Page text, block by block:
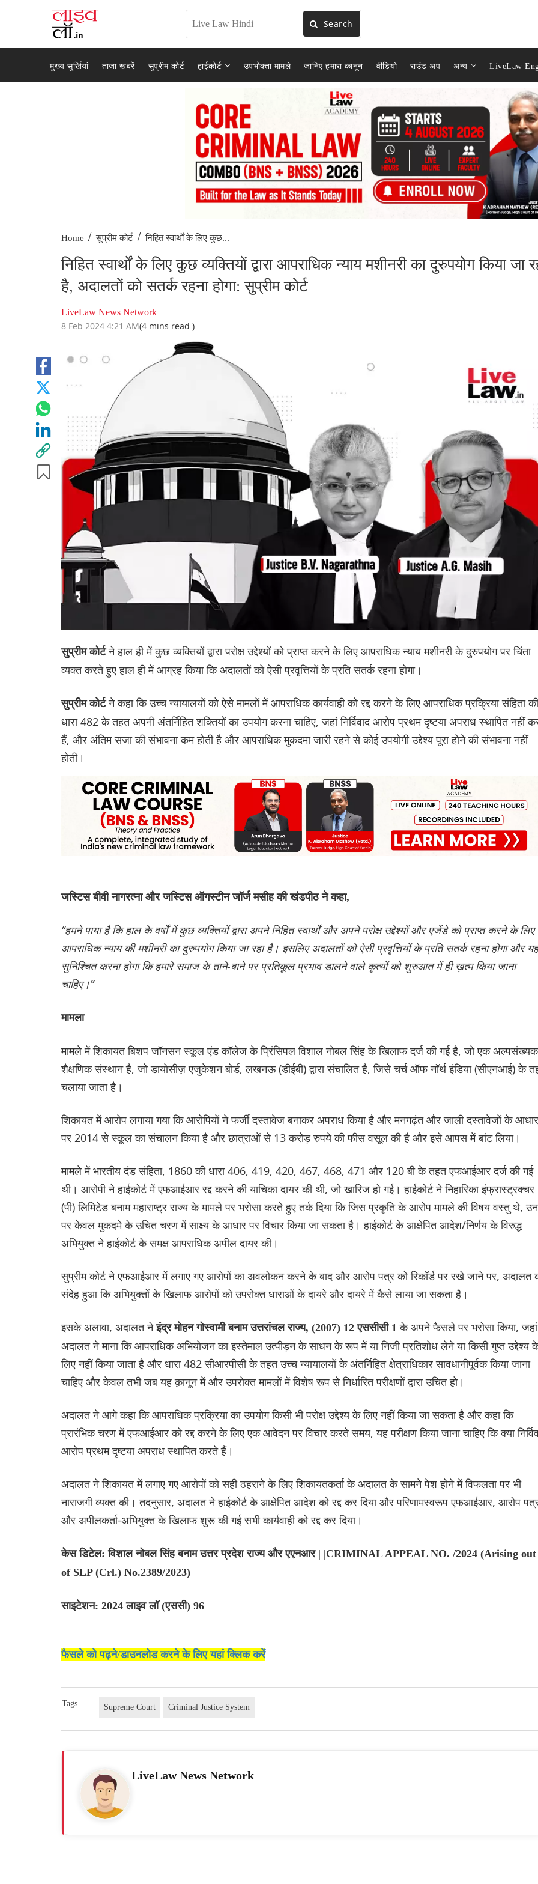
Search
मुख्य सुर्खियां ताजा खबरें सुप्रीम कोर्ट हाईकोर्ट उपभोक्ता मामले जानिए हमारा कानून वीडियो राउंड अप अन्य LiveLaw
Home / सुप्रीम कोर्ट / निहित स्वार्थों के लिए कुछ...
निहित स्वार्थों के लिए कुछ व्यक्तियों द्वारा आपराधिक न्याय मशीनरी का दुरुपयोग किया जा
है, अदालतों को सतर्क रहना होगा: सुप्रीम कोर्ट
LiveLaw News Network
8 Feb 2024 4:21 AM(4 mins read )
सुप्रीम कोर्टने हाल ही में कुछ व्यक्तियों द्वारा परोक्ष उद्देश्यों को प्राप्त करने के लिए आपराधिक न्याय मशीनरी के दुरुपयोग पर चिंता
व्यक्त करते हुए हाल ही में आग्रह किया कि अदालतों को ऐसी प्रवृत्तियों के प्रति सतर्क रहना होगा।
सुप्रीम कोर्टने कहा कि उच्च न्यायालयों को ऐसे मामलों में आपराधिक कार्यवाही को रद्द करने के लिए आपराधिक प्रक्रिया संहिता की
धारा 482 के तहत अपनी अंतर्निहित शक्तियों का उपयोग करना चाहिए, जहां निर्विवाद आरोप प्रथम दृष्टया अपराध स्थापित नहीं
हैं, और अंतिम सजा की संभावना कम होती है और आपराधिक मुकदमा जारी रहने से कोई उपयोगी उद्देश्य पूरा होने की संभावना नहीं
होती।
जस्टिस बीवी नागरत्ना और जस्टिस ऑगस्टीन जॉर्ज मसीह की खंडपीठ ने कहा,
“हमने पाया है कि हाल के वर्षों में कुछ व्यक्तियों द्वारा अपने निहित स्वार्थों और अपने परोक्ष उद्देश्यों और एजेंडे को प्राप्त करने के लिए
आपराधिक न्याय की मशीनरी का दुरुपयोग किया जा रहा है। इसलिए अदालतों को ऐसी प्रवृत्तियों के प्रति सतर्क रहना होगा और यह
सुनिश्चित करना होगा कि हमारे समाज के ताने-बाने पर प्रतिकूल प्रभाव डालने वाले कृत्यों को शुरुआत में ही ख़त्म किया जाना
चाहिए।”
मामला
मामले में शिकायत बिशप जॉनसन स्कूल एंड कॉलेज के प्रिंसिपल विशाल नोबल सिंह के खिलाफ दर्ज की गई है, जो एक अल्पसंख्यक
शैक्षणिक संस्थान है, जो डायोसीज़ एजुकेशन बोर्ड, लखनऊ (डीईबी) द्वारा संचालित है, जिसे चर्च ऑफ नॉर्थ इंडिया (सीएनआई) के
चलाया जाता है।
शिकायत में आरोप लगाया गया कि आरोपियों ने फर्जी दस्तावेज बनाकर अपराध किया है और मनगढ़ंत और जाली दस्तावेजों के आधार
पर 2014 से स्कूल का संचालन किया है और छात्राओं से 13 करोड़ रुपये की फीस वसूल की है और इसे आपस में बांट लिया।
मामले में भारतीय दंड संहिता, 1860 की धारा 406, 419, 420, 467, 468, 471 और 120 बी के तहत एफआईआर दर्ज की गई
थी। आरोपी ने हाईकोर्ट में एफआईआर रद्द करने की याचिका दायर की थी, जो खारिज हो गई। हाईकोर्ट ने निहारिका इंफ्रास्ट्रक्चर
(पी) लिमिटेड बनाम महाराष्ट्र राज्य के मामले पर भरोसा करते हुए तर्क दिया कि जिस प्रकृति के आरोप मामले की विषय वस्तु थे, उन
पर केवल मुकदमे के उचित चरण में साक्ष्य के आधार पर विचार किया जा सकता है। हाईकोर्ट के आक्षेपित आदेश/निर्णय के विरुद्ध
अभियुक्त ने हाईकोर्ट के समक्ष आपराधिक अपील दायर की।
सुप्रीम कोर्ट ने एफआईआर में लगाए गए आरोपों का अवलोकन करने के बाद और आरोप पत्र को रिकॉर्ड पर रखे जाने पर, अदालत
संदेह हुआ कि अभियुक्तों के खिलाफ आरोपों को उपरोक्त धाराओं के दायरे और दायरे में कैसे लाया जा सकता है।
इसके अलावा, अदालत नेइंद्र मोहन गोस्वामी बनाम उत्तरांचल राज्य, (2007) 12 एससीसी 1के अपने फैसले पर भरोसा किया, जहां
अदालत ने माना कि आपराधिक अभियोजन का इस्तेमाल उत्पीड़न के साधन के रूप में या निजी प्रतिशोध लेने या किसी गुप्त उद्देश्य
लिए नहीं किया जाता है और धारा 482 सीआरपीसी के तहत उच्च न्यायालयों के अंतर्निहित क्षेत्राधिकार सावधानीपूर्वक किया जाना
चाहिए और केवल तभी जब यह क़ानून में और उपरोक्त मामलों में विशेष रूप से निर्धारित परीक्षणों द्वारा उचित हो।
अदालत ने आगे कहा कि आपराधिक प्रक्रिया का उपयोग किसी भी परोक्ष उद्देश्य के लिए नहीं किया जा सकता है और कहा कि
प्रारंभिक चरण में एफआईआर को रद्द करने के लिए एक आवेदन पर विचार करते समय, यह परीक्षण किया जाना चाहिए कि क्या
आरोप प्रथम दृष्टया अपराध स्थापित करते हैं।
अदालत ने शिकायत में लगाए गए आरोपों को सही ठहराने के लिए शिकायतकर्ता के अदालत के सामने पेश होने में विफलता पर भी
नाराजगी व्यक्त की। तदनुसार, अदालत ने हाईकोर्ट के आक्षेपित आदेश को रद्द कर दिया और परिणामस्वरूप एफआईआर, आरोप
और अपीलकर्ता-अभियुक्त के खिलाफ शुरू की गई सभी कार्यवाही को रद्द कर दिया।
केस डिटेल: विशाल नोबल सिंह बनाम उत्तर प्रदेश राज्य और एएनआर | |CRIMINAL APPEAL NO. /2024 (Arising out
of SLP (Crl.) No.2389/2023)
साइटेशन: 2024 लाइव लॉ (एससी) 96
फैसले को पढ़ने/डाउनलोड करने के लिए यहां क्लिक करें
Tags Supreme Court Criminal Justice System
LiveLaw News Network